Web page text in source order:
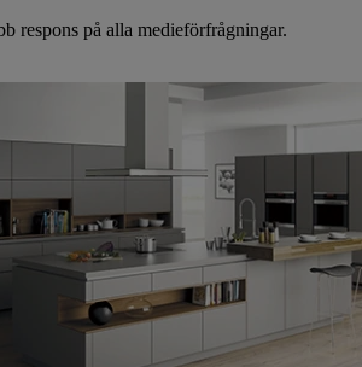
respons på alla medieförfrågningar.